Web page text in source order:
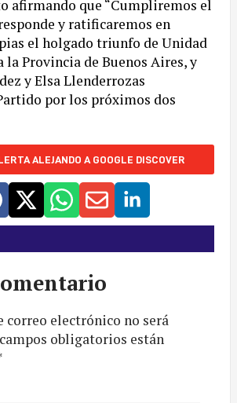
afirmando que “Cumpliremos el
y ratificaremos en
el holgado triunfo de Unidad
la Provincia de Buenos Aires, y
y Elsa Llenderrozas
por los próximos dos
ALEJANDO A GOOGLE DISCOVER
correo electrónico no será
obligatorios están